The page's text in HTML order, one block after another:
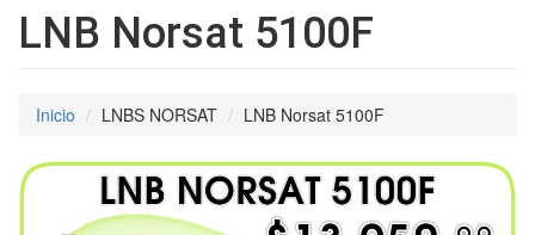
LNB Norsat 5100F
Inicio LNBS NORSAT LNB Norsat 5100F